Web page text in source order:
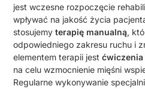
jest wczesne rozpoczęcie
wpływać na jakość życia
stosujemyterapię manualną,
odpowiedniego zakresu ruchu i
elementem terapii jest
na celu wzmocnienie mięśni
Regularne wykonywanie